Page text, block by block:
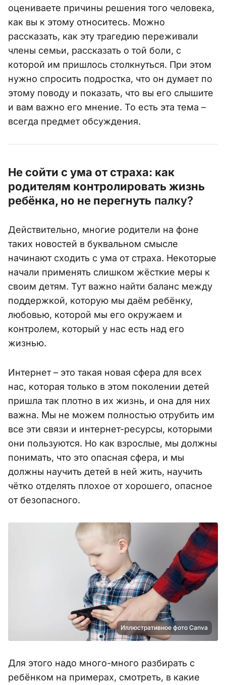
оцениваете причины решения того человека,
как вы к этому относитесь. Можно
рассказать, как эту трагедию переживали
члены семьи, рассказать о той боли, с
которой им пришлось столкнуться. При этом
нужно спросить подростка, что он думает по
этому поводу и показать, что вы его слышите
и вам важно его мнение. То есть эта тема –
всегда предмет обсуждения.
Не сойти с ума от страха: как
родителям контролировать жизнь
ребёнка, но не перегнуть палку?
Действительно, многие родители на фоне
таких новостей в буквальном смысле
начинают сходить с ума от страха. Некоторые
начали применять слишком жёсткие меры к
своим детям. Тут важно найти баланс между
поддержкой, которую мы даём ребёнку,
любовью, которой мы его окружаем и
контролем, который у нас есть над его
жизнью.
Интернет – это такая новая сфера для всех
нас, которая только в этом поколении детей
пришла так плотно в их жизнь, и она для них
важна. Мы не можем полностью отрубить им
все эти связи и интернет-ресурсы, которыми
они пользуются. Но как взрослые, мы должны
понимать, что это опасная сфера, и мы
должны научить детей в ней жить, научить
чётко отделять плохое от хорошего, опасное
от безопасного.
Иллюстративное фото Canva
Для этого надо много-много разбирать с
ребёнком на примерах, смотреть, в какие